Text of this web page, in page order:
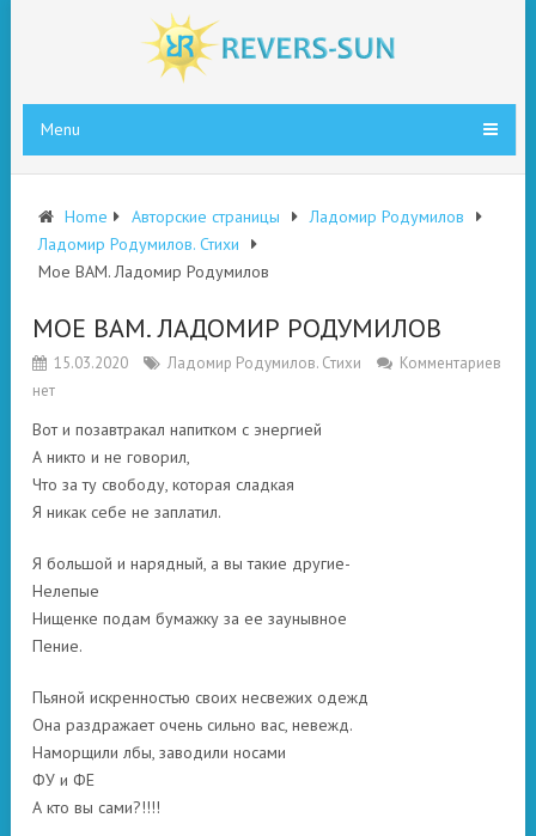
Menu
Home Авторские страницы
Ладомир Родумилов
Ладомир Родумилов. Стихи
Мое ВАМ. Ладомир Родумилов
МОЕ ВАМ. ЛАДОМИР РОДУМИЛОВ
15.03.2020 Ладомир Родумилов. Стихи
Комментариев
нет
Вот и позавтракал напитком с энергией
А никто и не говорил,
Что за ту свободу, которая сладкая
Я никак себе не заплатил.
Я большой и нарядный, а вы такие другие-
Нелепые
Нищенке подам бумажку за ее заунывное
Пение.
Пьяной искренностью своих несвежих одежд
Она раздражает очень сильно вас, невежд.
Наморщили лбы, заводили носами
ФУ и ФЕ
А кто вы сами?!!!!